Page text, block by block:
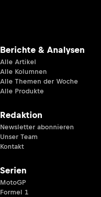
Berichte & Analysen
Alle Artikel
Alle Kolumnen
Alle Themen der Woche
Alle Produkte
Redaktion
Newsletter abonnieren
Unser Team
Kontakt
Serien
MotoGP
Formel 1